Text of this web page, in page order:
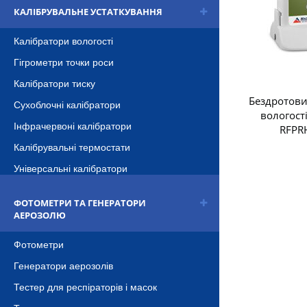
КАЛІБРУВАЛЬНЕ УСТАТКУВАННЯ
Калібратори вологості
Гігрометри точки роси
Калібратори тиску
Сухоблочні калібратори
Інфрачервоні калібратори
Калібрувальні термостати
Універсальні калібратори
ФОТОМЕТРИ ТА ГЕНЕРАТОРИ
АЕРОЗОЛЮ
Фотометри
Генератори аерозолів
Тестер для респіраторів і масок